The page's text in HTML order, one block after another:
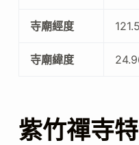
寺廟經度
寺廟緯度
紫竹禪寺